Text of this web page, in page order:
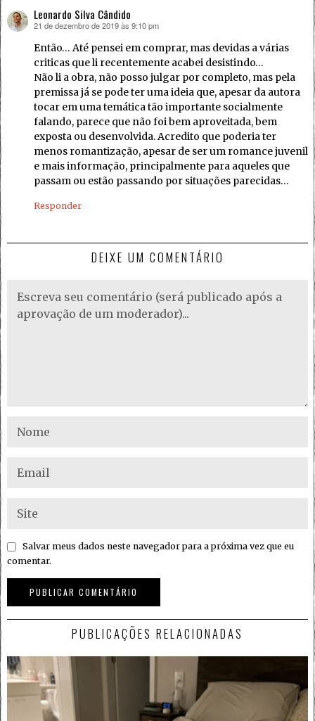
Leonardo Silva Cândido
disse:
21 de dezembro de 2019 às 9:10 pm
Então… Até pensei em comprar, mas devidas a várias
criticas que li recentemente acabei desistindo…
Não li a obra, não posso julgar por completo, mas pela
premissa já se pode ter uma ideia que, apesar da autora
tocar em uma temática tão importante socialmente
falando, parece que não foi bem aproveitada, bem
exposta ou desenvolvida. Acredito que poderia ter
menos romantização, apesar de ser um romance juvenil
e mais informação, principalmente para aqueles que
passam ou estão passando por situações parecidas…
Responder
DEIXE UM COMENTÁRIO
Salvar meus dados neste navegador para a próxima vez que eu
comentar.
PUBLICAÇÕES RELACIONADAS